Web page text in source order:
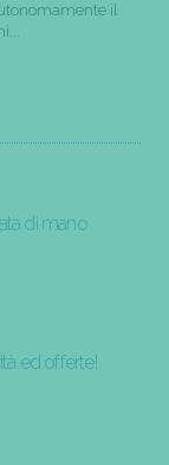
il
di mano
ed offerte!